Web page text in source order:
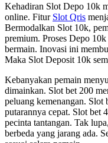
Kehadiran Slot Depo 10k
online. Fitur Slot Qris
Bermodalkan Slot 10k,
premium. Proses Depo
bermain. Inovasi ini
Maka Slot Deposit 10k
Kebanyakan pemain
dimainkan. Slot bet 200
peluang kemenangan. Slot
putarannya cepat. Slot bet
pecinta tantangan. Tak
berbeda yang jarang ada.